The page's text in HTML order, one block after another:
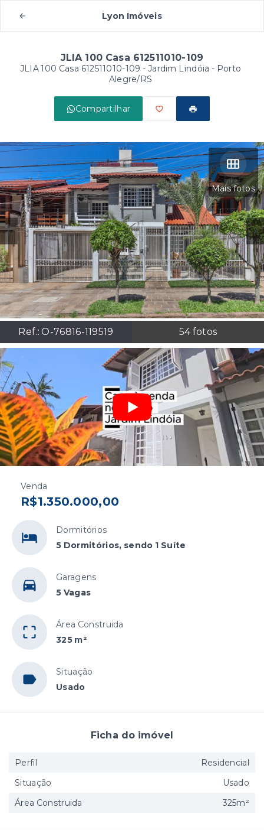
Lyon Imóveis
JLIA 100 Casa 612511010-109
JLIA 100 Casa 612511010-109 - Jardim Lindóia - Porto
Alegre/RS
Compartilhar
Mais fotos
Ref.:O-76816-119519 54fotos
Venda
R$1.350.000,00
Dormitórios
5 Dormitórios, sendo 1 Suíte
Garagens
5 Vagas
Área Construida
325 m²
Situação
Usado
Ficha do imóvel
Perfil
Residencial
Situação
Usado
Área Construida
325m²